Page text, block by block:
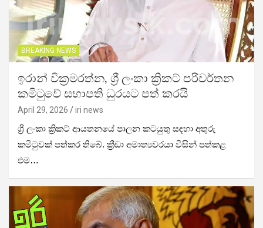
BREAKING NEWS
ඉරාන් වික්‍රමරත්න, ශ්‍රී ලංකා ක්‍රිකට් පරිවර්තන
කමිටුවේ සභාපති ධුරයට පත් කරයි
April 29, 2026 iri news
ශ්‍රී ලංකා ක්‍රිකට් ආයතනයේ පාලන කටයුතු සඳහා අතුරු
කමිටුවක් පත්කර තිබේ. ක්‍රීඩා අමාත්‍යවරයා විසින් පත්කළ
එම…